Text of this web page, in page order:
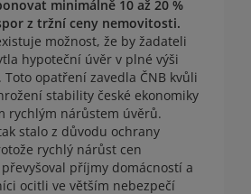
minimálně 10 až 20 %
z tržní ceny nemovitosti.
možnost, že by žadateli
hypoteční úvěr v plné výši
opatření zavedla ČNB kvůli
stability české ekonomiky
rychlým nárůstem úvěrů.
stalo z důvodu ochrany
rychlý nárůst cen
příjmy domácností a
ocitli ve větším nebezpečí